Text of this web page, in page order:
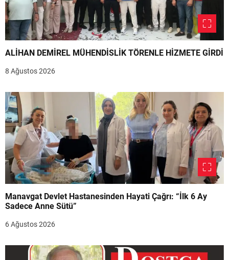
ALİHAN DEMİREL MÜHENDİSLİK TÖRENLE HİZMETE GİRDİ
8 Ağustos 2026
Manavgat Devlet Hastanesinden Hayati Çağrı: “İlk 6 Ay
Sadece Anne Sütü”
6 Ağustos 2026